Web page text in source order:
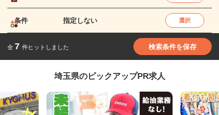
条件 指定しない 選択
全 7 件ヒットしました 検索条件を保存
埼玉県のピックアップPR求人